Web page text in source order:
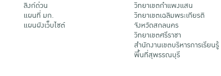
ลิงก์ด่วน
แผนที่ มก.
แผนผังเว็บไซต์
วิทยาเขตกําแพงแสน
วิทยาเขตเฉลิมพระเกียรติ
จังหวัดสกลนคร
วิทยาเขตศรีราชา
สำนักงานเขตบริหารการเรียนรู้
พื้นที่สุพรรณบุรี